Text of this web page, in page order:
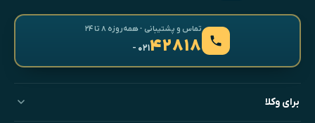
تماس و پشتیبانی · همه‌روزه ۸ تا ۲۴
۴۲۸۱۸- ۰۲۱
برای وکلا